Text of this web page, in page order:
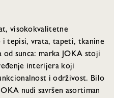
visokokvalitetne
i tepisi, vrata, tapeti, tkanine
sunca: marka JOKA stoji
interijera koji
i održivost. Bilo
nudi savršen asortiman